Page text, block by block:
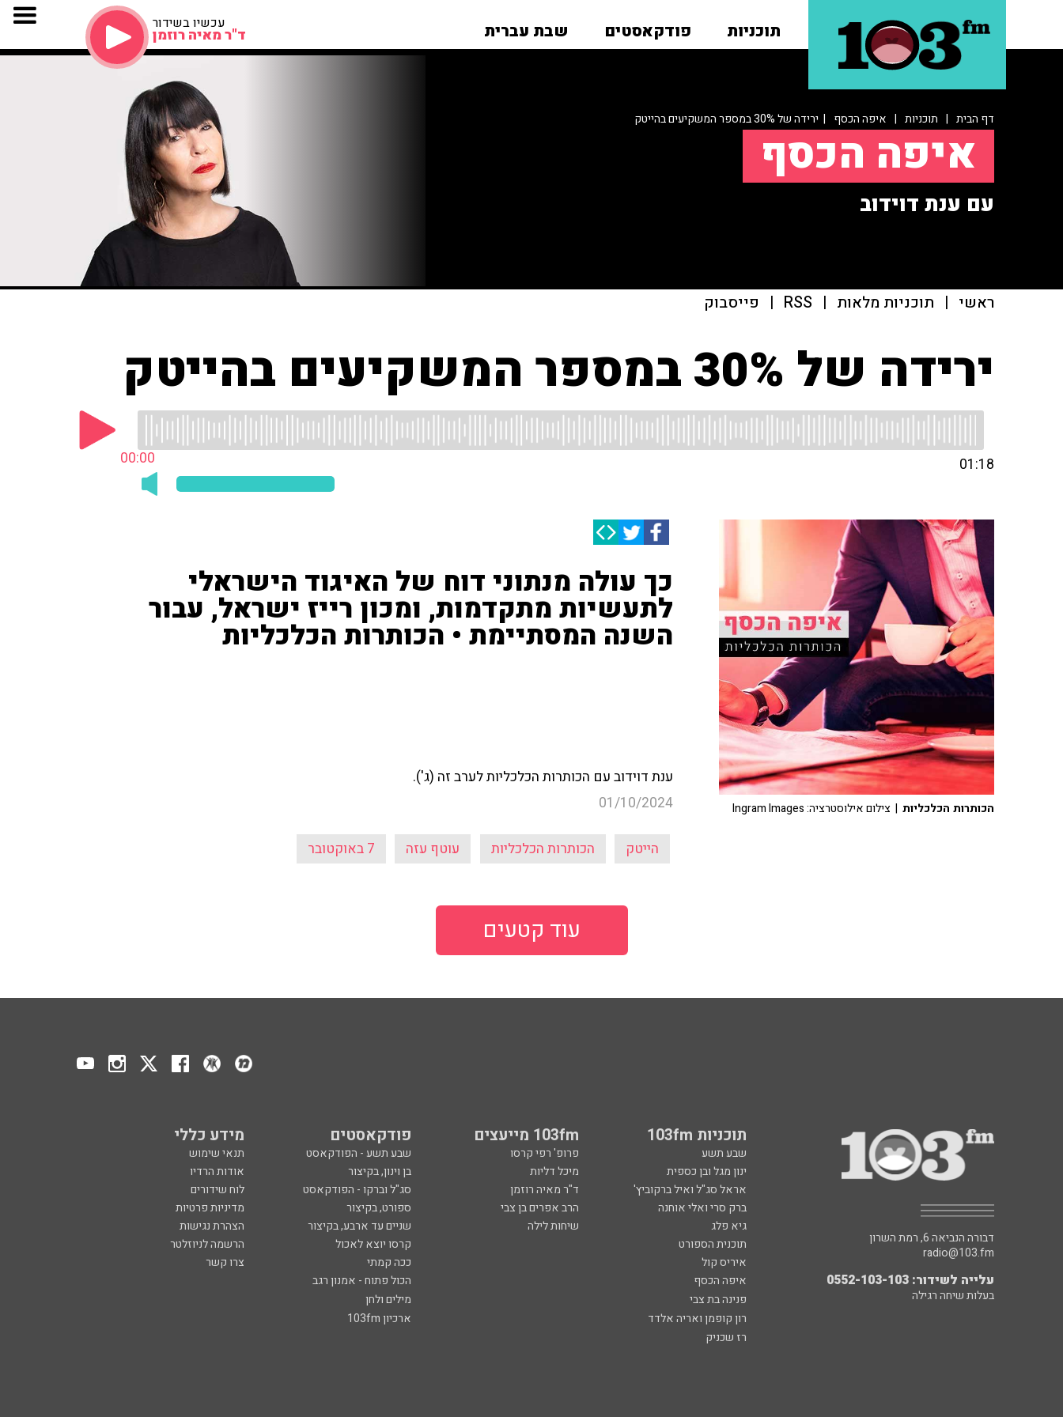
תוכניות פודקאסטים שבת עברית עכשיו בשידור
ד"ר מאיה רוזמן
דף הבית | תוכניות | איפה הכסף | ירידה של 30% במספר המשקיעים בהייטק
איפה הכסף
עם ענת דוידוב
ראשי | תוכניות מלאות |
RSS
| פייסבוק
ירידה של 30% במספר המשקיעים בהייטק
00:00 01:18
כך עולה מנתוני דוח של האיגוד הישראלי
לתעשיות מתקדמות, ומכון רייז ישראל, עבור
השנה המסתיימת • הכותרות הכלכליות
ענת דוידוב עם הכותרות הכלכליות לערב זה (ג').
01/10/2024
הייטק הכותרות הכלכליות עוטף עזה 7 באוקטובר
הכותרות הכלכליות | צילום אילוסטרציה: Ingram Images
עוד קטעים
תוכניות 103fm 103fm מייעצים פודקאסטים מידע כללי
שבע תשע פרופ' רפי קרסו שבע תשע - הפודקאסט
תנאי שימוש
ינון מגל ובן כספית
מיכל דליות בן וינון, בקיצור
אודות הרדיו
אראל סג"ל ואיל ברקוביץ'
ד"ר מאיה רוזמן סג"ל וברקו - הפודקאסט
לוח שידורים
ברק סרי ואלי אוחנה
הרב אפרים בן צבי ספורט, בקיצור
מדיניות פרטיות
גיא פלג
שיחות לילה שניים עד ארבע, בקיצור
הצהרת נגישות
תוכנית הספורט
קרסו יוצא לאכול
הרשמה לניוזלטר
איריס קול
ככה קמתי
צרו קשר
איפה הכסף
הכול פתוח - אמנון רגב
פנינה בת צבי
מילים ולחן
רון קופמן ואריה אלדד
ארכיון 103fm
רז שכניק
דבורה הנביאה 6, רמת השרון
radio@103.fm
עלייה לשידור: 0552-103-103
בעלות שיחה רגילה